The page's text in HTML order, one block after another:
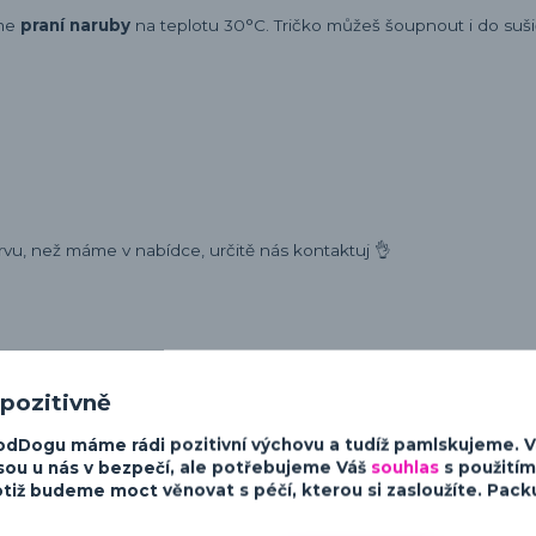
praní naruby na teplotu 30°C. Tričko můžeš šoupnout i do
než máme v nabídce, určitě nás kontaktuj 👌
a charakter psů. Od minimalistických a moderních designů po
ke psům.
máme rádi pozitivní výchovu a tudíž pamlskujeme.
u nás v bezpečí, ale potřebujeme Váš souhlas s
budeme moct věnovat s péčí, kterou si zasloužíte.